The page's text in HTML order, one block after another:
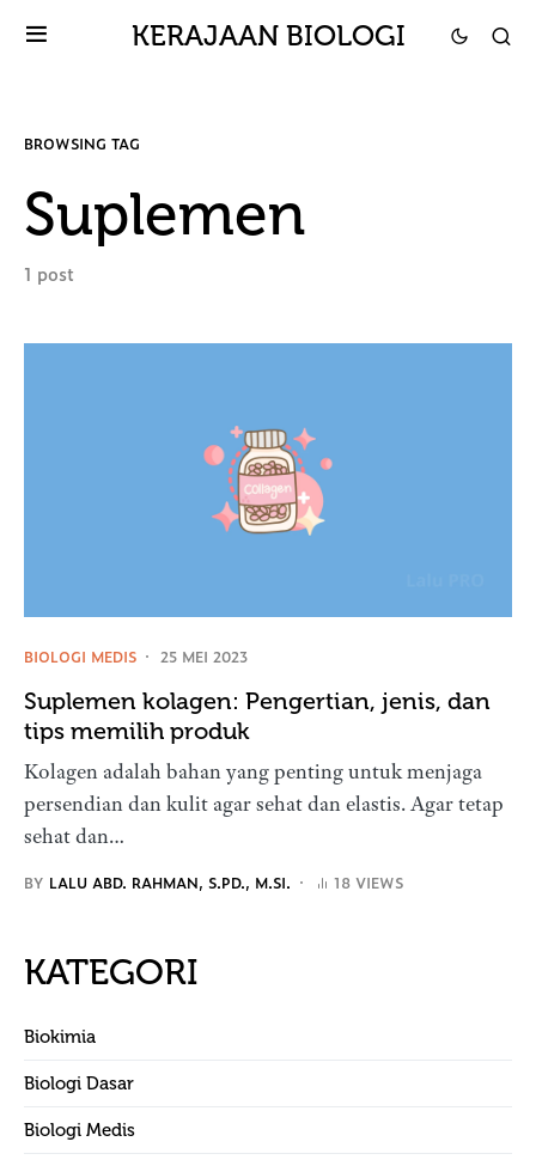
KERAJAAN BIOLOGI
BROWSING TAG
Suplemen
1 post
BIOLOGI MEDIS 25 MEI 2023
Suplemen kolagen: Pengertian, jenis, dan
tips memilih produk
Kolagen adalah bahan yang penting untuk menjaga
persendian dan kulit agar sehat dan elastis. Agar tetap
sehat dan…
BY LALU ABD. RAHMAN, S.PD., M.SI. 18 VIEWS
KATEGORI
Biokimia
Biologi Dasar
Biologi Medis